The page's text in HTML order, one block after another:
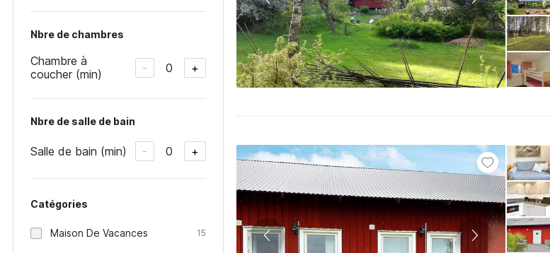
Nbre de chambres
Chambre à
coucher (min)
- 0 +
Nbre de salle de bain
Salle de bain (min) - 0 +
Catégories
Maison De Vacances 15